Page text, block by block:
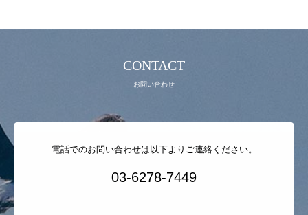
CONTACT
お問い合わせ
電話でのお問い合わせは以下よりご連絡ください。
03-6278-7449